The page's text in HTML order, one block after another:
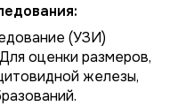
(УЗИ)
оценки размеров,
железы,